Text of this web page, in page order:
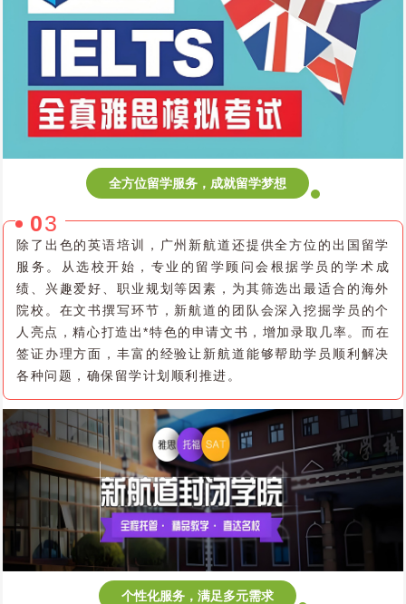
全方位留学服务，成就留学梦想
03
除了出色的英语培训，广州新航道还提供全方位的出国留学
服务。从选校开始，专业的留学顾问会根据学员的学术成
绩、兴趣爱好、职业规划等因素，为其筛选出最适合的海外
院校。在文书撰写环节，新航道的团队会深入挖掘学员的个
人亮点，精心打造出*特色的申请文书，增加录取几率。而在
签证办理方面，丰富的经验让新航道能够帮助学员顺利解决
各种问题，确保留学计划顺利推进。
个性化服务，满足多元需求